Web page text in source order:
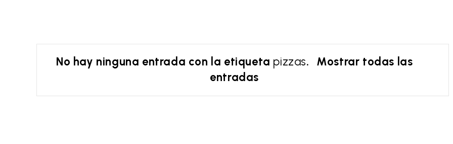
No hay ninguna entrada con la etiqueta pizzas.
Mostrar todas las
entradas